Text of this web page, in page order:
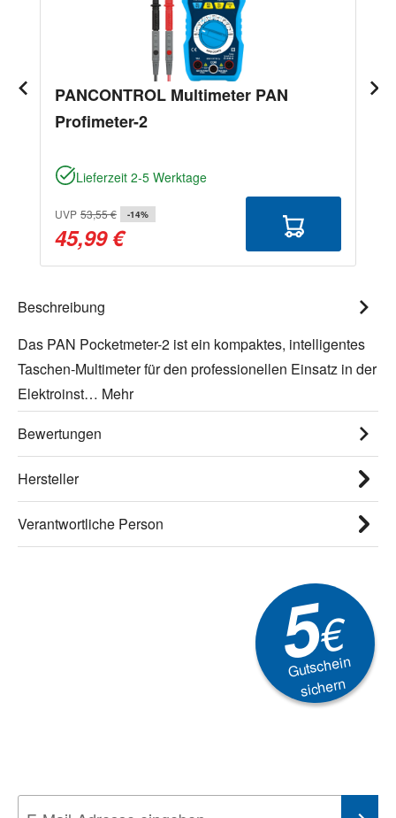
PANCONTROL Multimeter PAN
Profimeter-2
Lieferzeit 2-5 Werktage
UVP 53,55 € -14%
45,99 €
Beschreibung
Das PAN Pocketmeter-2 ist ein kompaktes, intelligentes
Taschen-Multimeter für den professionellen Einsatz in der
Elektroinst… Mehr
Bewertungen
Hersteller
Verantwortliche Person
5€
Gutschein
sichern